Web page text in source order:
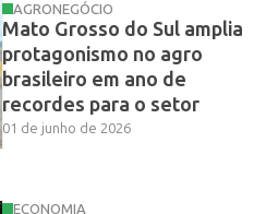
AGRONEGÓCIO
Mato Grosso do Sul amplia
protagonismo no agro
brasileiro em ano de
recordes para o setor
01 de junho de 2026
ECONOMIA